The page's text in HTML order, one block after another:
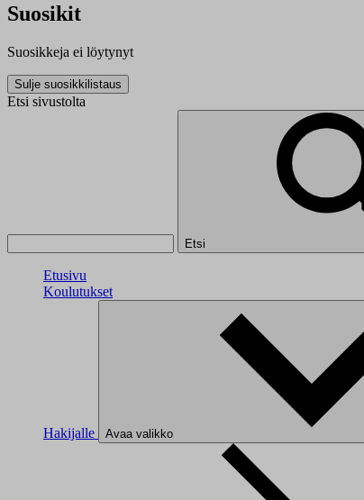
Suosikit
Suosikkeja ei löytynyt
Sulje suosikkilistaus
Etsi sivustolta
Etsi
Etusivu
Koulutukset
Hakijalle Avaa valikko